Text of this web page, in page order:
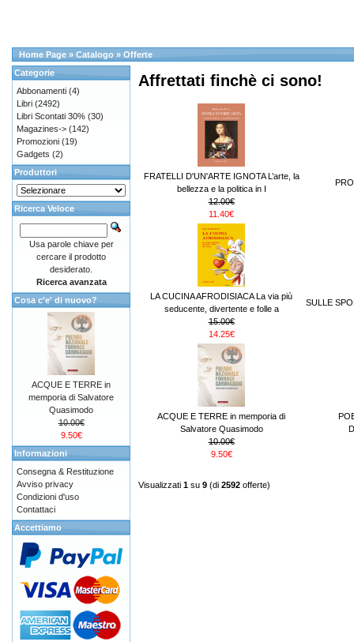
Home Page » Catalogo » Offerte
Affrettati finchè ci sono!
FRATELLI D'UN'ARTE IGNOTA L’arte, la
bellezza e la politica in I
12.00€
11.40€
LA CUCINA AFRODISIACA La via più
seducente, divertente e folle a
15.00€
14.25€
SULLE
ACQUE E TERRE in memporia di
Salvatore Quasimodo
10.00€
9.50€
Visualizzati 1 su 9 (di 2592 offerte)
Categorie
Abbonamenti (4)
Libri (2492)
Libri Scontati 30% (30)
Magazines-> (142)
Promozioni (19)
Gadgets (2)
Produttori
Ricerca Veloce
Usa parole chiave per
cercare il prodotto
desiderato.
Ricerca avanzata
Cosa c'e' di nuovo?
ACQUE E TERRE in
memporia di Salvatore
Quasimodo
10.00€
9.50€
Informazioni
Consegna & Restituzione
Avviso privacy
Condizioni d'uso
Contattaci
Accettiamo